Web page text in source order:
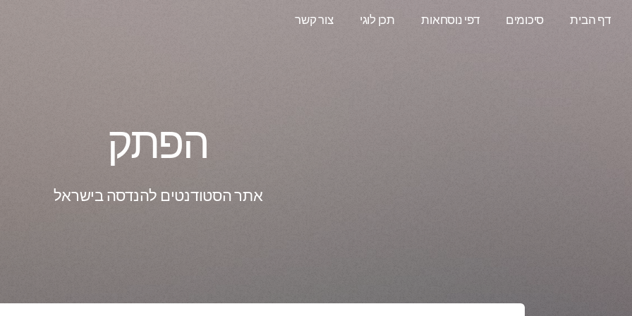
דף הבית סיכומים דפי נוסחאות תכן לוגי צור קשר
הפתק
אתר הסטודנטים להנדסה בישראל